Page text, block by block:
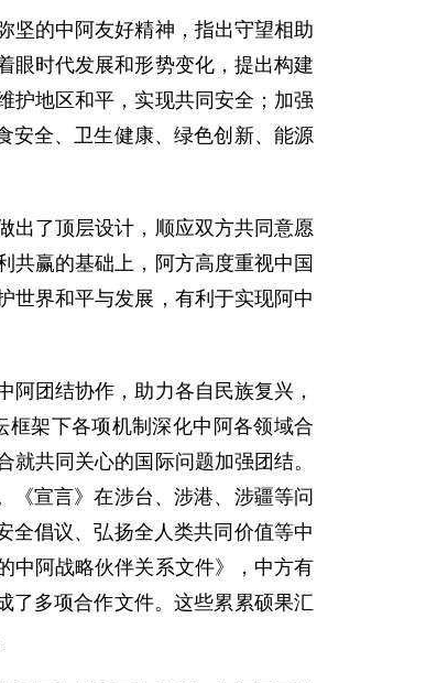
坚的中阿友好精神，指出守望相助
眼时代发展和形势变化，提出构建
护地区和平，实现共同安全；加强
安全、卫生健康、绿色创新、能源
出了顶层设计，顺应双方共同意愿
共赢的基础上，阿方高度重视中国
世界和平与发展，有利于实现阿中
团结协作，助力各自民族复兴，
架下各项机制深化中阿各领域合
共同关心的国际问题加强团结。
《宣言》在涉台、涉港、涉疆等问
全倡议、弘扬全人类共同价值等中
中阿战略伙伴关系文件》，中方有
了多项合作文件。这些累累硕果汇